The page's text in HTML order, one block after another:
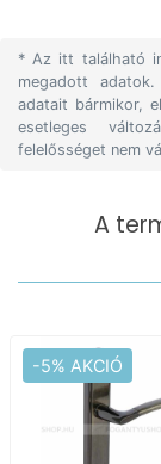
* Az itt található
megadott
adatait bármikor,
esetleges
felelősséget nem
A
-5% AKCIÓ